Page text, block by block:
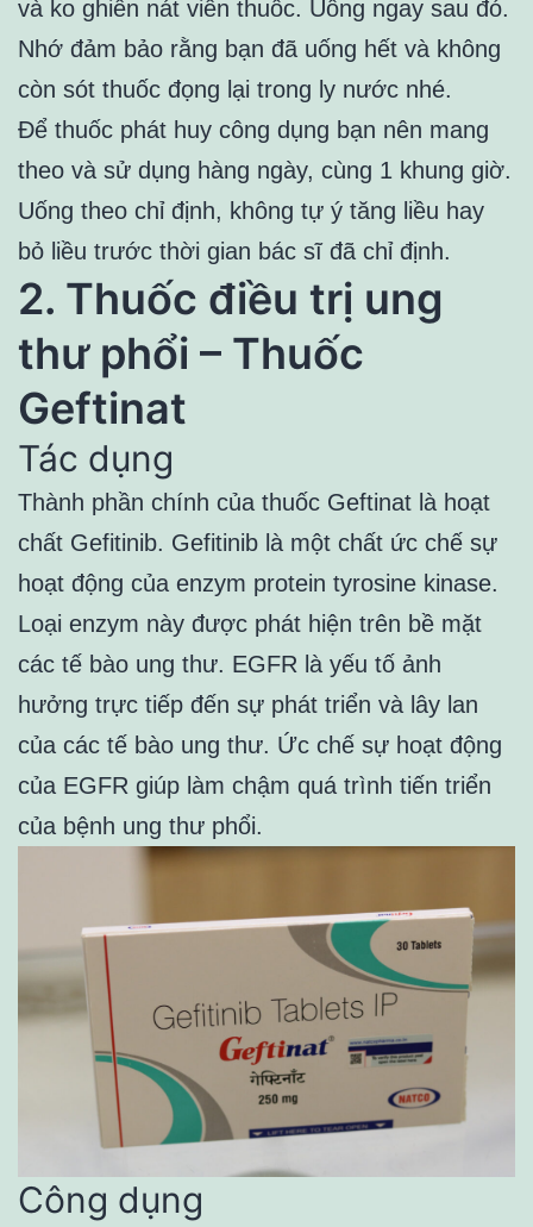
và ko ghiền nát viên thuốc. Uống ngay sau đó.
Nhớ đảm bảo rằng bạn đã uống hết và không
còn sót thuốc đọng lại trong ly nước nhé.
Để thuốc phát huy công dụng bạn nên mang
theo và sử dụng hàng ngày, cùng 1 khung giờ.
Uống theo chỉ định, không tự ý tăng liều hay
bỏ liều trước thời gian bác sĩ đã chỉ định.
2. Thuốc điều trị ung
thư phổi – Thuốc
Geftinat
Tác dụng
Thành phần chính của thuốc Geftinat là hoạt
chất Gefitinib. Gefitinib là một chất ức chế sự
hoạt động của enzym protein tyrosine kinase.
Loại enzym này được phát hiện trên bề mặt
các tế bào ung thư. EGFR là yếu tố ảnh
hưởng trực tiếp đến sự phát triển và lây lan
của các tế bào ung thư. Ức chế sự hoạt động
của EGFR giúp làm chậm quá trình tiến triển
của bệnh ung thư phổi.
Công dụng